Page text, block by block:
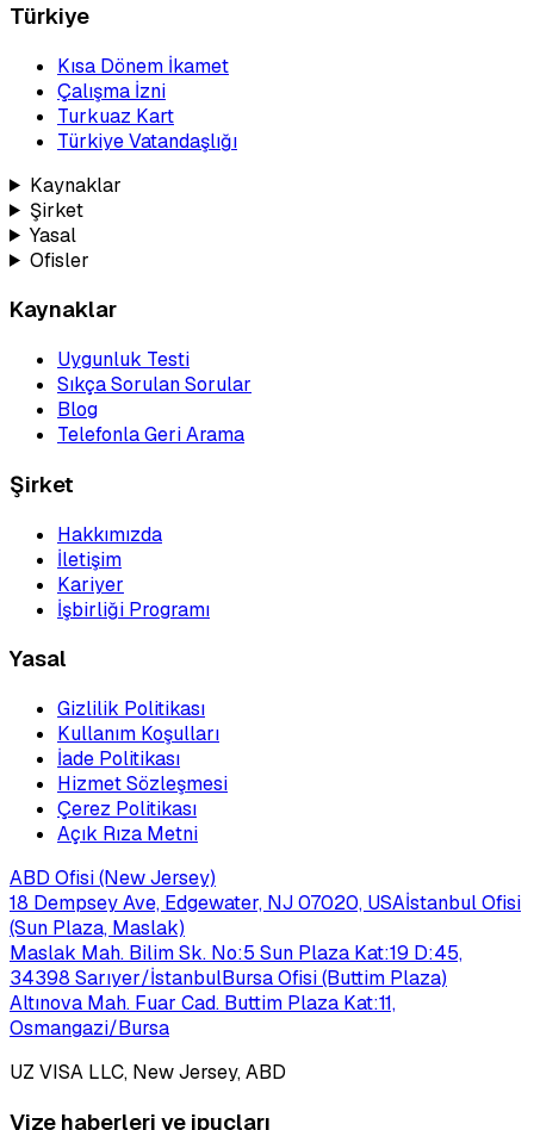
Türkiye
Kısa Dönem İkamet
Çalışma İzni
Turkuaz Kart
Türkiye Vatandaşlığı
Kaynaklar
Şirket
Yasal
Ofisler
Kaynaklar
Uygunluk Testi
Sıkça Sorulan Sorular
Blog
Telefonla Geri Arama
Şirket
Hakkımızda
İletişim
Kariyer
İşbirliği Programı
Yasal
Gizlilik Politikası
Kullanım Koşulları
İade Politikası
Hizmet Sözleşmesi
Çerez Politikası
Açık Rıza Metni
ABD Ofisi (New Jersey)
18 Dempsey Ave, Edgewater, NJ 07020, USAİstanbul Ofisi
(Sun Plaza, Maslak)
Maslak Mah. Bilim Sk. No:5 Sun Plaza Kat:19 D:45,
34398 Sarıyer/İstanbulBursa Ofisi (Buttim Plaza)
Altınova Mah. Fuar Cad. Buttim Plaza Kat:11,
Osmangazi/Bursa
UZ VISA LLC, New Jersey, ABD
Vize haberleri ve ipuçları